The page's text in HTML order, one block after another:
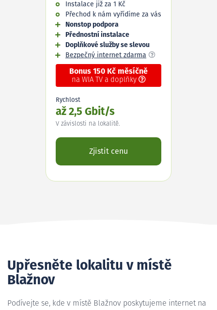
Instalace již za 1 Kč
Přechod k nám vyřídíme za vás
Nonstop podpora
Přednostní instalace
Doplňkové služby se slevou
Bezpečný internet zdarma
Bonus 150 Kč měsíčně
na WIA TV a doplňky
Rychlost
až 2,5 Gbit/s
V závislosti na lokalitě.
Zjistit cenu
Upřesněte lokalitu v místě
Blažnov
Podívejte se, kde v místě Blažnov poskytujeme internet na